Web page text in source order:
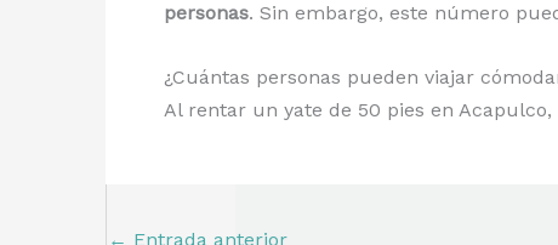
personas. Sin embargo, este número
¿Cuántas personas pueden viajar
Al rentar un yate de 50 pies en
← Entrada anterior